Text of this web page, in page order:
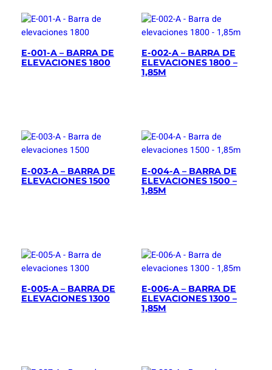
E-001-A – BARRA DE
ELEVACIONES 1800
E-002-A – BARRA DE
ELEVACIONES 1800 –
1,85M
E-003-A – BARRA DE
ELEVACIONES 1500
E-004-A – BARRA DE
ELEVACIONES 1500 –
1,85M
E-005-A – BARRA DE
ELEVACIONES 1300
E-006-A – BARRA DE
ELEVACIONES 1300 –
1,85M